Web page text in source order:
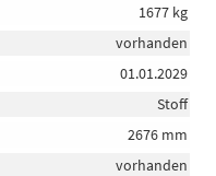
1677 kg
vorhanden
01.01.2029
Stoff
2676 mm
vorhanden